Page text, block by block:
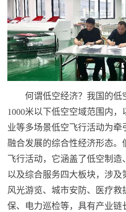
何谓低空经济？我国的低
1000米以下低空空域范围内
业等多场景低空飞行活动为牵
融合发展的综合性经济形态。
飞行活动，它涵盖了低空制造
以及综合服务四大板块，涉及
风光游览、城市安防、医疗救
保、电力巡检等，具有产业链